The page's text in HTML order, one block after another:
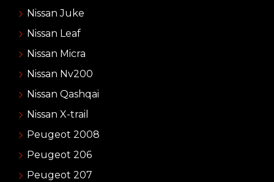
Nissan Juke
Nissan Leaf
Nissan Micra
Nissan Nv200
Nissan Qashqai
Nissan X-trail
Peugeot 2008
Peugeot 206
Peugeot 207